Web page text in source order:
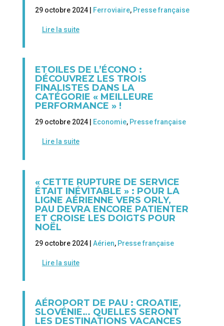
29 octobre 2024 | Ferroviaire, Presse française
Lire la suite
ETOILES DE L’ÉCONO :
DÉCOUVREZ LES TROIS
FINALISTES DANS LA
CATÉGORIE « MEILLEURE
PERFORMANCE » !
29 octobre 2024 | Economie, Presse française
Lire la suite
« CETTE RUPTURE DE SERVICE
ÉTAIT INÉVITABLE » : POUR LA
LIGNE AÉRIENNE VERS ORLY,
PAU DEVRA ENCORE PATIENTER
ET CROISE LES DOIGTS POUR
NOËL
29 octobre 2024 | Aérien, Presse française
Lire la suite
AÉROPORT DE PAU : CROATIE,
SLOVÉNIE… QUELLES SERONT
LES DESTINATIONS VACANCES